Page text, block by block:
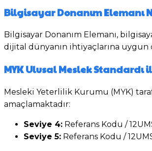
Bilgisayar Donanım Elemanı
Bilgisayar Donanım Elemanı,
dijital dünyanın ihtiyaçlarına uygun
MYK Ulusal Meslek
Mesleki Yeterlilik Kurumu (MYK)
amaçlamaktadır:
Seviye 4: Referans Kodu /
Seviye 5: Referans Kodu /